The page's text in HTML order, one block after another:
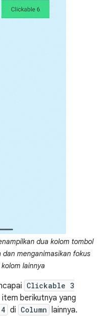
dua kolom tombol
menganimasikan fokus
lainnya
Clickable 3
item berikutnya yang
di Column lainnya.